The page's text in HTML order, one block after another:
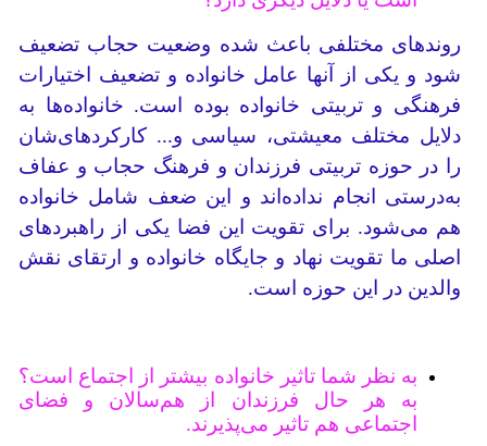
روندهای مختلفی باعث شده وضعیت حجاب تضعیف‌
شود و یکی از آنها عامل خانواده و تضعیف اختیارات
فرهنگی و تربیتی خانواده بوده است. خانواده‌ها به
دلایل مختلف معیشتی، سیاسی و... کارکردهای‌شان
را در حوزه تربیتی فرزندان و فرهنگ حجاب و عفاف
به‌درستی انجام نداده‌اند و این ضعف شامل خانواده
هم می‌شود. برای تقویت این فضا یکی از راهبردهای
اصلی ما تقویت نهاد و جایگاه خانواده و ارتقای نقش
والدین در این حوزه است.
به نظر شما تاثیر خانواده بیشتر از اجتماع است؟
به هر حال فرزندان از هم‌سالان و فضای
اجتماعی هم تاثیر می‌پذیرند.